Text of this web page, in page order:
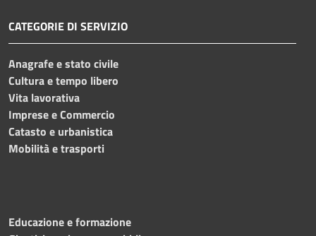
CATEGORIE DI SERVIZIO
Anagrafe e stato civile
Cultura e tempo libero
Vita lavorativa
Imprese e Commercio
Catasto e urbanistica
Mobilità e trasporti
Educazione e formazione